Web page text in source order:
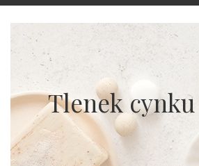
Tlenek cynku